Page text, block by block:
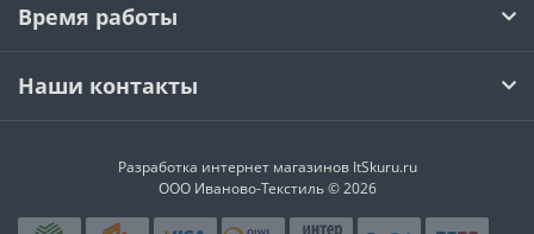
Время работы
Наши контакты
Разработка интернет магазинов ItSkuru.ru
ООО Иваново-Текстиль © 2026